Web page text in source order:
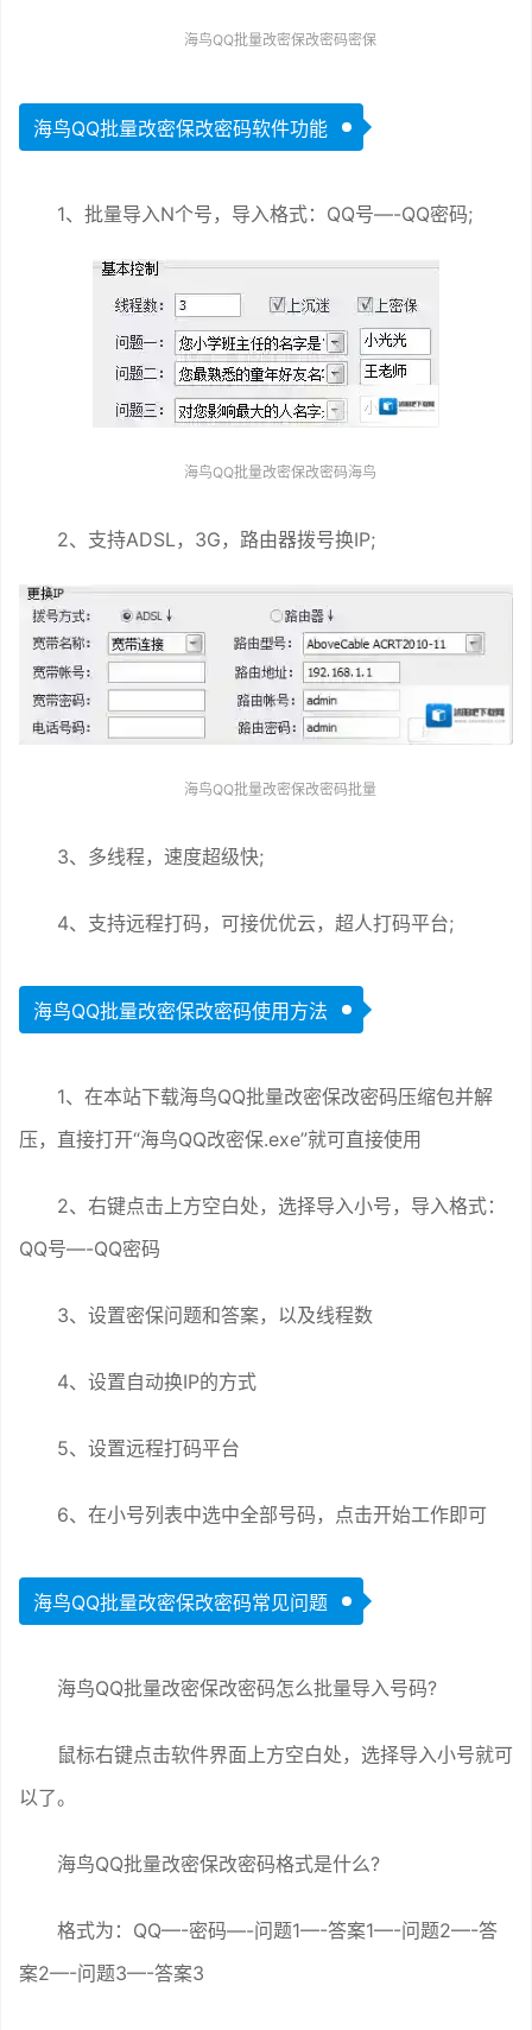
海鸟QQ批量改密保改密码密保
海鸟QQ批量改密保改密码软件功能
1、批量导入N个号，导入格式：QQ号—-QQ密码;
海鸟QQ批量改密保改密码海鸟
2、支持ADSL，3G，路由器拨号换IP;
海鸟QQ批量改密保改密码批量
3、多线程，速度超级快;
4、支持远程打码，可接优优云，超人打码平台;
海鸟QQ批量改密保改密码使用方法
1、在本站下载海鸟QQ批量改密保改密码压缩包并解
压，直接打开“海鸟QQ改密保.exe”就可直接使用
2、右键点击上方空白处，选择导入小号，导入格式：
QQ号—-QQ密码
3、设置密保问题和答案，以及线程数
4、设置自动换IP的方式
5、设置远程打码平台
6、在小号列表中选中全部号码，点击开始工作即可
海鸟QQ批量改密保改密码常见问题
海鸟QQ批量改密保改密码怎么批量导入号码?
鼠标右键点击软件界面上方空白处，选择导入小号就可
以了。
海鸟QQ批量改密保改密码格式是什么?
格式为：QQ—-密码—-问题1—-答案1—-问题2—-答
案2—-问题3—-答案3